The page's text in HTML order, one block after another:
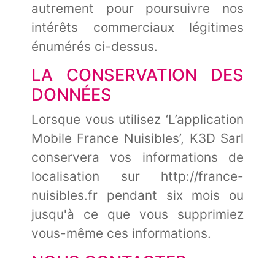
autrement pour poursuivre nos
intérêts commerciaux légitimes
énumérés ci-dessus.
LA CONSERVATION DES
DONNÉES
Lorsque vous utilisez ‘L’application
Mobile France Nuisibles’, K3D Sarl
conservera vos informations de
localisation sur http://france-
nuisibles.fr pendant six mois ou
jusqu'à ce que vous supprimiez
vous-même ces informations.